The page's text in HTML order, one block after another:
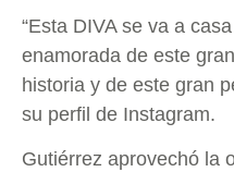
“Esta DIVA se va a
enamorada de este
historia y de este gran
su perfil de Instagram.
Gutiérrez aprovechó la